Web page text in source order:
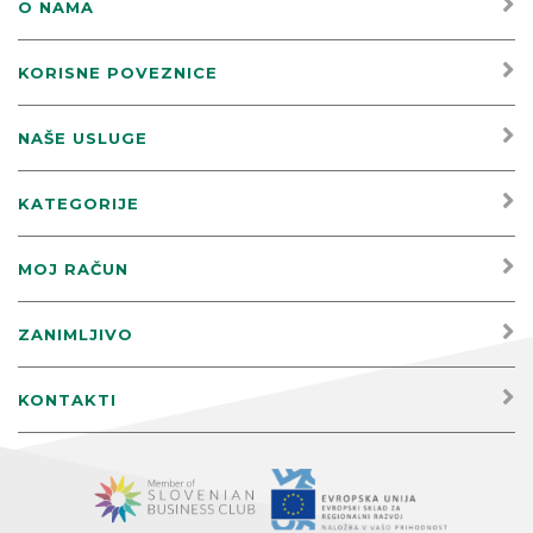
O NAMA
KORISNE POVEZNICE
NAŠE USLUGE
KATEGORIJE
MOJ RAČUN
ZANIMLJIVO
KONTAKTI